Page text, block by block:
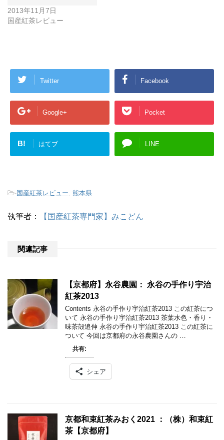
2013年11月7日
国産紅茶レビュー
Twitter Facebook
Google+ Pocket
B! はてブ LINE
-国産紅茶レビュー 熊本県
執筆者： 【国産紅茶専門家】みこどん
関連記事
【京都府】永谷農園： 永谷の手作り宇治
紅茶2013
Contents 永谷の手作り宇治紅茶2013 この紅茶につ
いて 永谷の手作り宇治紅茶2013 茶葉水色・香り・
味茶殻追伸 永谷の手作り宇治紅茶2013 この紅茶に
ついて 今回は京都府の永谷農園さんの …
共有:
シェア
京都和束紅茶みおく2021 ：（株）和束紅
茶【京都府】